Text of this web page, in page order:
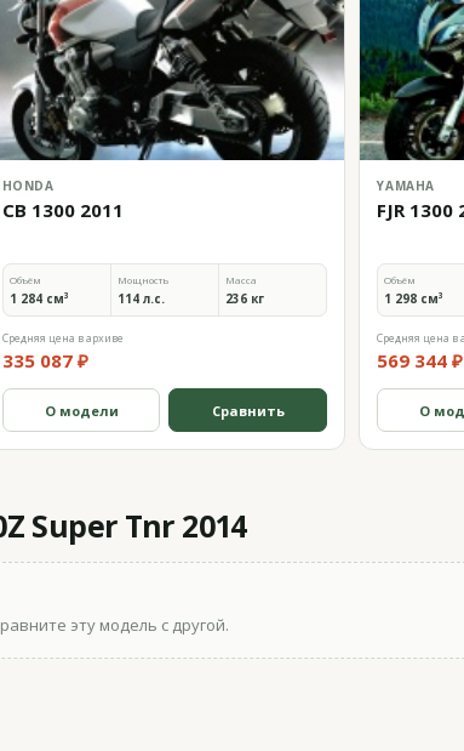
HONDA
CB 1300 2011
Объём
1 284 см³
Мощность
114 л.с.
Масса
236 кг
Средняя цена в архиве
335 087 ₽
О модели Сравнить
YAMAHA
FJR 1300
Объём
1 298 см³
Средняя цена в
569 344 ₽
О
Super Tnr 2014
эту модель с другой.